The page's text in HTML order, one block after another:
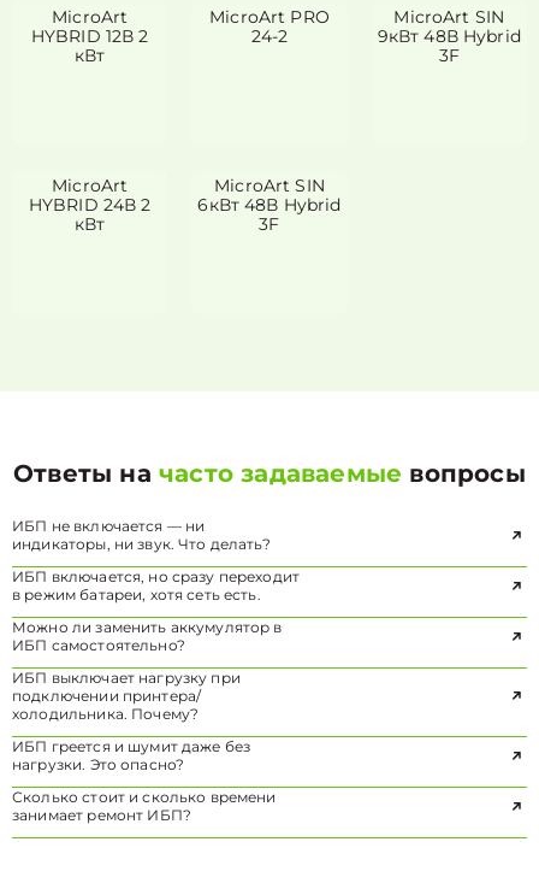
MicroArt
HYBRID 12В 2
кВт
MicroArt PRO
24-2
MicroArt SIN
9кВт 48В Hybrid
3F
MicroArt
HYBRID 24В 2
кВт
MicroArt SIN
6кВт 48В Hybrid
3F
Ответы начасто задаваемые вопросы
ИБП не включается — ни
индикаторы, ни звук. Что делать?
ИБП включается, но сразу переходит
в режим батареи, хотя сеть есть.
Можно ли заменить аккумулятор в
ИБП самостоятельно?
ИБП выключает нагрузку при
подключении принтера/
холодильника. Почему?
ИБП греется и шумит даже без
нагрузки. Это опасно?
Сколько стоит и сколько времени
занимает ремонт ИБП?